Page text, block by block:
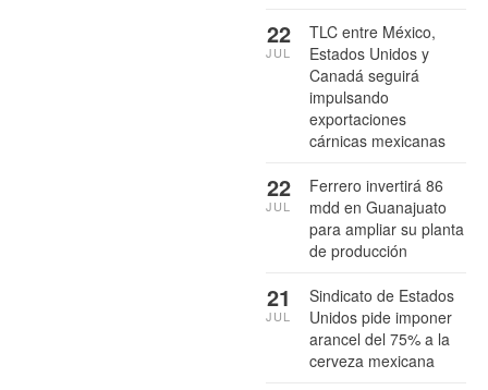
TLC entre México,
Estados Unidos y
Canadá seguirá
impulsando
exportaciones
cárnicas mexicanas
22
JUL
Ferrero invertirá 86
mdd en Guanajuato
para ampliar su planta
de producción
22
JUL
Sindicato de Estados
Unidos pide imponer
arancel del 75% a la
cerveza mexicana
21
JUL